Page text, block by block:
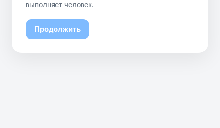
выполняет человек.
Продолжить